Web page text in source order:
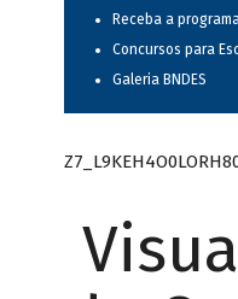
Receba a
Concursos para
Galeria BNDES